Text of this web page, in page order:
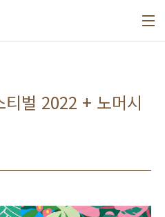
티벌 2022 + 노머시